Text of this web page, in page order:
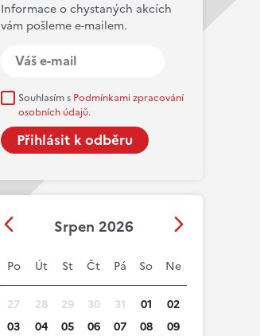
Informace o chystaných akcích
vám pošleme e-mailem.
Souhlasím s Podmínkami zpracování
osobních údajů.
Srpen 2026
Po Út St Čt Pá So Ne
27 28 29 30 31 01
02
03
04 05 06 07 08
09